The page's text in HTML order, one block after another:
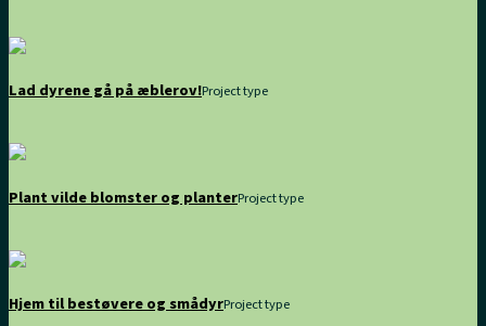
Lad dyrene gå på æblerov!Project type
Plant vilde blomster og planterProject type
Hjem til bestøvere og smådyrProject type